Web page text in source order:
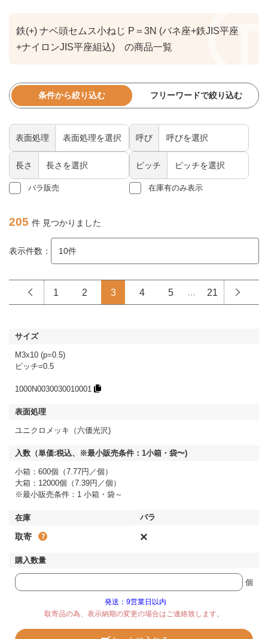
鉄(+) ナベ頭セムス小ねじ P＝3N (バネ座+鉄JIS平座
+ナイロンJIS平座組込) の商品一覧
条件から絞り込む フリーワードで絞り込む
表面処理 呼び
長さ ピッチ
バラ販売 在庫有のみ表示
205 件 見つかりました
表示件数：
1 2 3 4 5 21
M3x10 (p=0.5)
ピッチ=0.5
1000N0030030010001
ユニクロメッキ（六価光沢)
小箱：600個（7.77円／個）
大箱：12000個（7.39円／個）
※最小販売条件：1 小箱・袋～
取寄 ×
個
発送：9営業日以内
取寄品の為、表示納期の変更の場合はご連絡致します。